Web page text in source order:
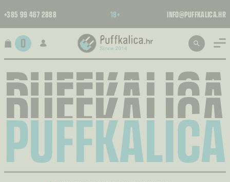
+385 99 467 2888 18+ INFO@PUFFKALICA.HR
0
PUFFKALICA
PUFFKALICA
PUFFKALICA
PUFFKALICA